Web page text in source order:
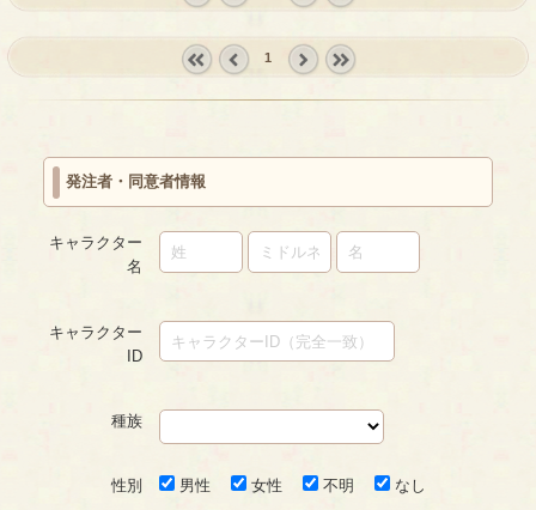
prev
1
発注者・同意者情報
キャラクター
名
キャラクター
ID
種族
性別 男性 女性 不明 なし